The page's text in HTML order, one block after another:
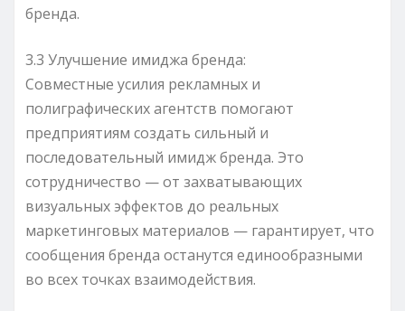
бренда.
3.3 Улучшение имиджа бренда:
Совместные усилия рекламных и
полиграфических агентств помогают
предприятиям создать сильный и
последовательный имидж бренда. Это
сотрудничество — от захватывающих
визуальных эффектов до реальных
маркетинговых материалов — гарантирует, что
сообщения бренда останутся единообразными
во всех точках взаимодействия.